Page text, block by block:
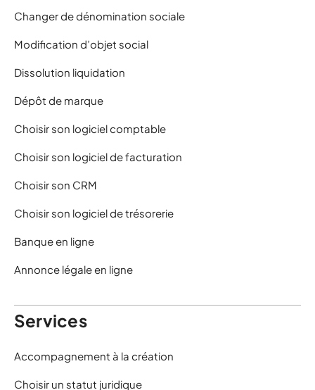
Changer de dénomination sociale
Modification d’objet social
Dissolution liquidation
Dépôt de marque
Choisir son logiciel comptable
Choisir son logiciel de facturation
Choisir son CRM
Choisir son logiciel de trésorerie
Banque en ligne
Annonce légale en ligne
Services
Accompagnement à la création
Choisir un statut juridique